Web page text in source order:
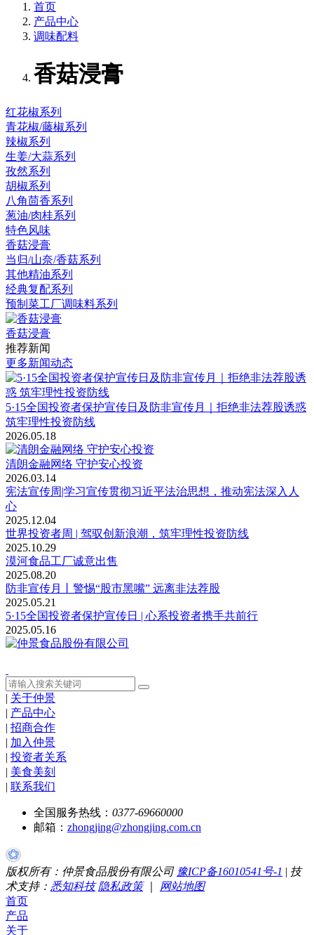
首页
产品中心
调味配料
香菇浸膏
红花椒系列
青花椒/藤椒系列
辣椒系列
生姜/大蒜系列
孜然系列
胡椒系列
八角茴香系列
葱油/肉桂系列
特色风味
香菇浸膏
当归/山奈/香菇系列
其他精油系列
经典复配系列
预制菜工厂调味料系列
香菇浸膏
推荐新闻
更多新闻动态
5·15全国投资者保护宣传日及防非宣传月｜拒绝非法荐股诱惑
筑牢理性投资防线
2026.05.18
清朗金融网络 守护安心投资
2026.03.14
宪法宣传周|学习宣传贯彻习近平法治思想，推动宪法深入人
心
2025.12.04
世界投资者周 | 驾驭创新浪潮，筑牢理性投资防线
2025.10.29
漠河食品工厂诚意出售
2025.08.20
防非宣传月丨警惕“股市黑嘴” 远离非法荐股
2025.05.21
5·15全国投资者保护宣传日 | 心系投资者携手共前行
2025.05.16
| 关于仲景
| 产品中心
| 招商合作
| 加入仲景
| 投资者关系
| 美食美刻
| 联系我们
全国服务热线： 0377-69660000
邮箱： zhongjing@zhongjing.com.cn
版权所有：仲景食品股份有限公司 豫ICP备16010541号-1 | 技
术支持： 悉知科技 隐私政策
网站地图
首页
产品
关于